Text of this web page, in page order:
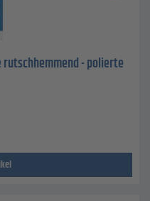
- polierte